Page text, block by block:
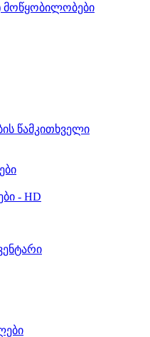
მოწყობილობები
წამკითხველი
- HD